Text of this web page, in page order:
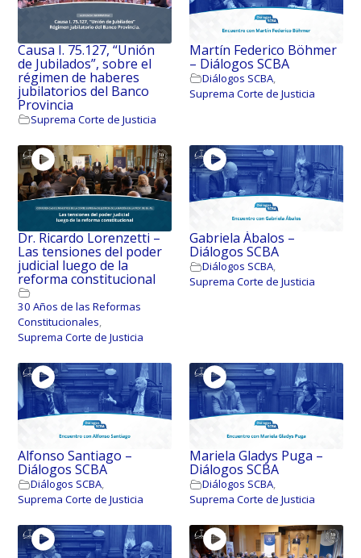
Causa I. 75.127, “Unión
de Jubilados”, sobre el
régimen de haberes
jubilatorios del Banco
Provincia
Suprema Corte de Justicia
Martín Federico Böhmer
– Diálogos SCBA
Diálogos SCBA,
Suprema Corte de Justicia
Dr. Ricardo Lorenzetti –
Las tensiones del poder
judicial luego de la
reforma constitucional
30 Años de las Reformas
Constitucionales,
Suprema Corte de Justicia
Gabriela Ábalos –
Diálogos SCBA
Diálogos SCBA,
Suprema Corte de Justicia
Alfonso Santiago –
Diálogos SCBA
Diálogos SCBA,
Suprema Corte de Justicia
Mariela Gladys Puga –
Diálogos SCBA
Diálogos SCBA,
Suprema Corte de Justicia